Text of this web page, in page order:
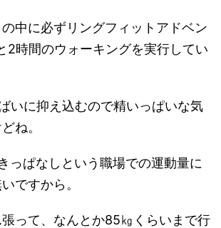
中に必ずリングフィットアドベン
2時間のウォーキングを実行してい
いに抑え込むので精いっぱいな気
ね。
っぱなしという職場での運動量に
ですから。
張って、なんとか85㎏くらいまで行